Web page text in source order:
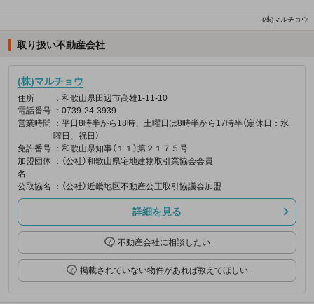
(株)マルチョウ
取り扱い不動産会社
(株)マルチョウ
住所
：和歌山県田辺市高雄1-11-10
電話番号 ：0739-24-3939
営業時間
：平日8時半から18時、土曜日は8時半から17時半（定休日：水
曜日、祝日）
免許番号 ：和歌山県知事（１１）第２１７５号
加盟団体
名
：（公社）和歌山県宅地建物取引業協会会員
公取協名 ：（公社）近畿地区不動産公正取引協議会加盟
詳細を見る
不動産会社に相談したい
掲載されていない物件があれば教えてほしい